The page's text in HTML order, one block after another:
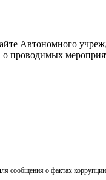
Автономного
проводимых
сообщения о фактах коррупции